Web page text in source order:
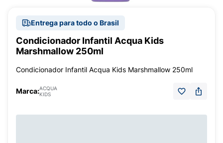
Entrega para todo o Brasil
Condicionador Infantil Acqua Kids
Marshmallow 250ml
Condicionador Infantil Acqua Kids Marshmallow 250ml
Marca:ACQUA
KIDS